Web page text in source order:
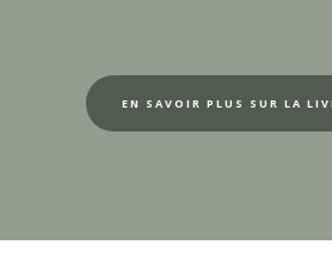
EN SAVOIR PLUS SUR LA